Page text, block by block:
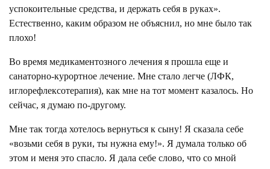
успокоительные средства, и держать себя в руках».
Естественно, каким образом не объяснил, но мне было так
плохо!
Во время медикаментозного лечения я прошла еще и
санаторно-курортное лечение. Мне стало легче (ЛФК,
иглорефлексотерапия), как мне на тот момент казалось. Но
сейчас, я думаю по-другому.
Мне так тогда хотелось вернуться к сыну! Я сказала себе
«возьми себя в руки, ты нужна ему!». Я думала только об
этом и меня это спасло. Я дала себе слово, что со мной